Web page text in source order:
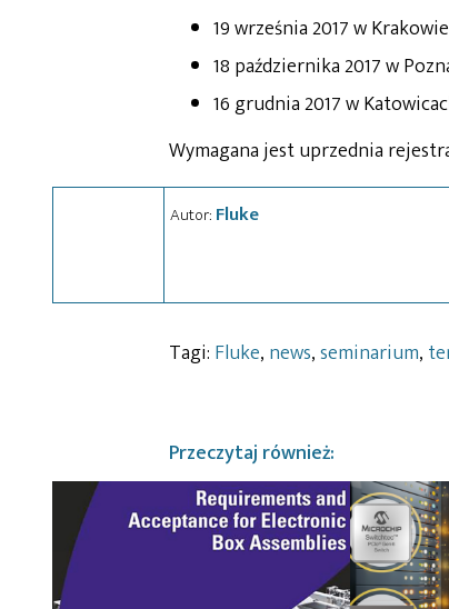
19 września 2017 w
18 października 2017 w
16 grudnia 2017 w
Wymagana jest uprzednia
Autor: Fluke
Tagi: Fluke, news,seminarium,
Przeczytaj również: